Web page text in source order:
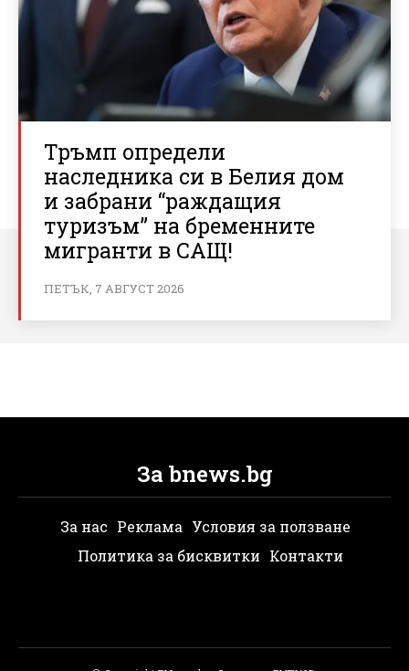
Тръмп определи
наследника си в Белия дом
и забрани “раждащия
туризъм” на бременните
мигранти в САЩ!
ПЕТЪК, 7 АВГУСТ 2026
За bnews.bg
За нас Реклама Условия за ползване
Политика за бисквитки Контакти